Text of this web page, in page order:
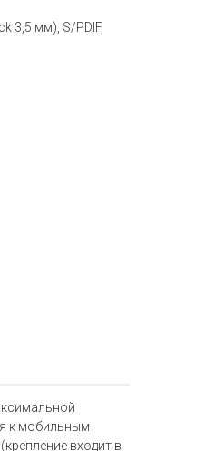
3,5 мм), S/PDIF,
к мобильным
входит в